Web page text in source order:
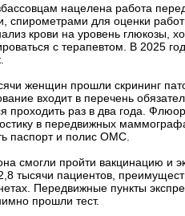
нацелена работа
для оценки
крови на уровень глюкозы,
с терапевтом. В 2025
женщин прошли скрининг
входит в перечень
проходить раз в два года.
в передвижных
паспорт и полис ОМС.
смогли пройти вакцинацию и
тысячи пациентов,
Передвижные пункты
прошли тест.